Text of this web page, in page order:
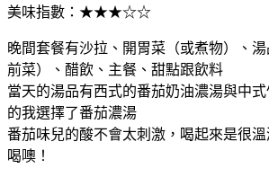
美味指數：★★★☆☆
晚間套餐有沙拉、開胃菜（或煮物）、
前菜）、醋飲、主餐、甜點跟飲料
當天的湯品有西式的番茄奶油濃湯與中
的我選擇了番茄濃湯
番茄味兒的酸不會太刺激，喝起來是很
喝噢！